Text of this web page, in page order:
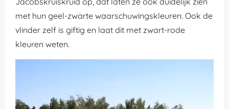
met hun geel-zwarte waarschuwingskleuren. Ook de
vlinder zelf is giftig en laat dit met zwart-rode
kleuren weten.